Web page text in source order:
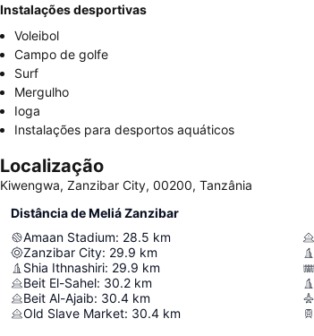
Instalações desportivas
Voleibol
Campo de golfe
Surf
Mergulho
Ioga
Instalações para desportos aquáticos
Localização
Kiwengwa, Zanzibar City, 00200, Tanzânia
Distância de Meliá Zanzibar
Amaan Stadium: 28.5 km
Zanzibar City: 29.9 km
Shia Ithnashiri: 29.9 km
Beit El-Sahel: 30.2 km
Beit Al-Ajaib: 30.4 km
Old Slave Market: 30.4 km